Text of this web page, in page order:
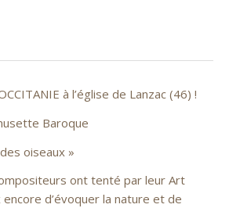
à l’église de Lanzac (46) !
Baroque
oiseaux »
ont tenté par leur Art
encore d’évoquer la nature et de